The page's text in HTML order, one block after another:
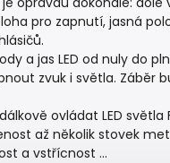
pro zapnutí, jasná
a jas LED od nuly do
zvuk i světla. Záběr
ovládat LED světla
až několik stovek
a vstřícnost ...